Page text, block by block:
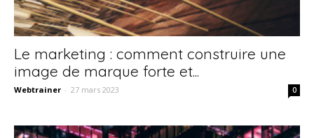
Le marketing : comment construire une
image de marque forte et...
Webtrainer - 27 mars 2023 0